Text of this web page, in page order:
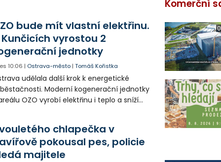
bude mít vlastní elektřinu.
Kunčicích vyrostou 2
jednotky
10:06 | Ostrava-město |Tomáš Kořistka
udělala další krok k energetické
Moderní kogenerační jednotky
OZO vyrobí elektřinu i teplo a sníží
chlapečka v
pokousal pes, policie
majitele
Komerční